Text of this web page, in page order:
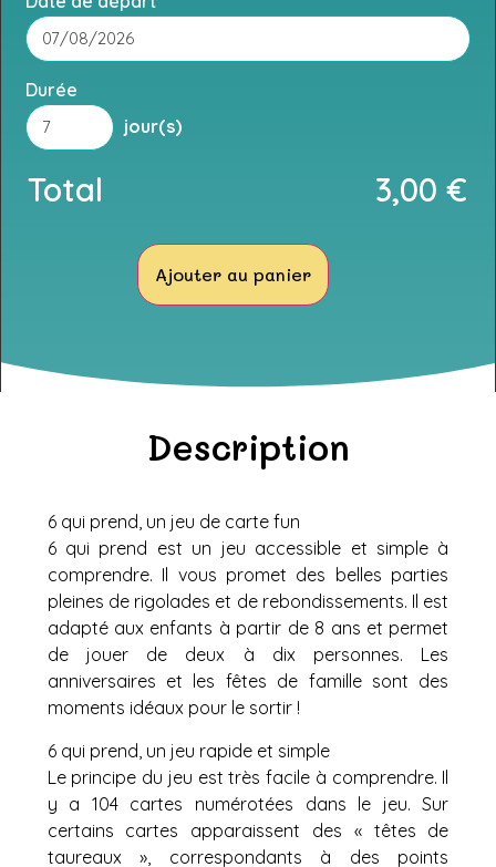
Durée
jour(s)
Total 3,00€
Ajouter au panier
Description
6 qui prend, un jeu de carte fun
6 qui prend est un jeu accessible et simple à
comprendre. Il vous promet des belles parties
pleines de rigolades et de rebondissements. Il est
adapté aux enfants à partir de 8 ans et permet
de jouer de deux à dix personnes. Les
anniversaires et les fêtes de famille sont des
moments idéaux pour le sortir !
6 qui prend, un jeu rapide et simple
Le principe du jeu est très facile à comprendre. Il
y a 104 cartes numérotées dans le jeu. Sur
certains cartes apparaissent des « têtes de
taureaux », correspondants à des points